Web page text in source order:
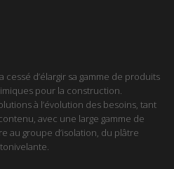
cessé d’élargir sa gamme de produits
pour la construction.
à l’évolution des besoins, tant
avec une large gamme de
au groupe d’isolation, du plâtre